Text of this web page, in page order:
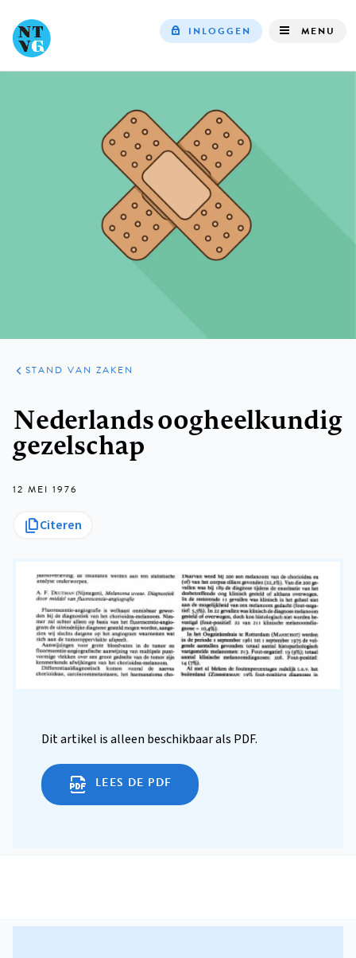
INLOGGEN MENU
ARTIKELEN
PRAKTIJK
STAND VAN ZAKEN
Nederlands oogheelkundig
gezelschap
12 MEI 1976
Citeren
Dit artikel is alleen beschikbaar als PDF.
LEES DE PDF